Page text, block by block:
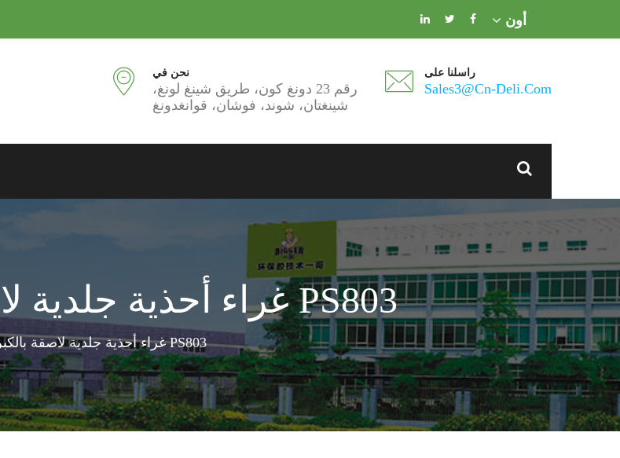
أون
نحن في
رقم 23 دونغ كون، طريق شينغ لونغ،
شينغتان، شوند، فوشان، قوانغدونغ
راسلنا على
Sales3@cn-Deli.com
PS803 غراء أحذية جلدية لاصقة بالكبريت
PS803 غراء أحذية جلدية لاصقة بالكبريت